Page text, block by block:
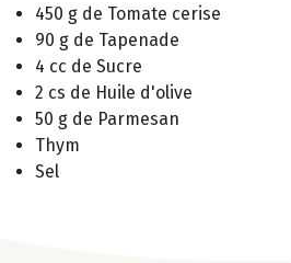
450 g de Tomate cerise
90 g de Tapenade
4 cc de Sucre
2 cs de Huile d'olive
50 g de Parmesan
Thym
Sel